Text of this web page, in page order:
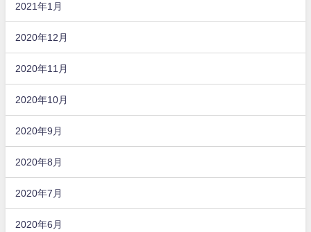
2021年1月
2020年12月
2020年11月
2020年10月
2020年9月
2020年8月
2020年7月
2020年6月